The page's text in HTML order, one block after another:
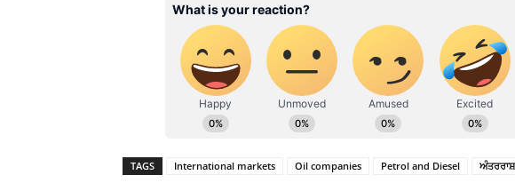
TAGS International markets Oil companies Petrol and Diesel